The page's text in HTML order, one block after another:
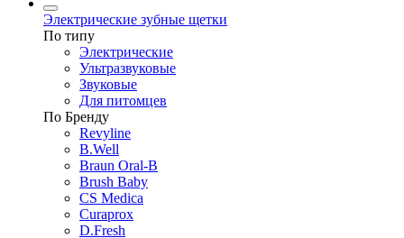
Электрические зубные щетки
По типу
Электрические
Ультразвуковые
Звуковые
Для питомцев
По Бренду
Revyline
B.Well
Braun Oral-B
Brush Baby
CS Medica
Curaprox
D.Fresh